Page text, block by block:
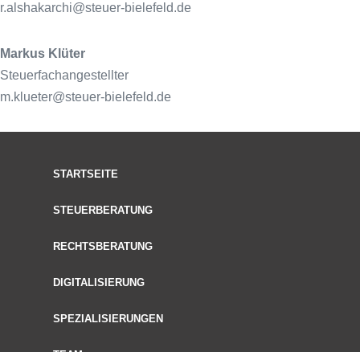
r.alshakarchi@steuer-bielefeld.de
Markus Klüter
Steuerfachangestellter
m.klueter@steuer-bielefeld.de
STARTSEITE
STEUERBERATUNG
RECHTSBERATUNG
DIGITALISIERUNG
SPEZIALISIERUNGEN